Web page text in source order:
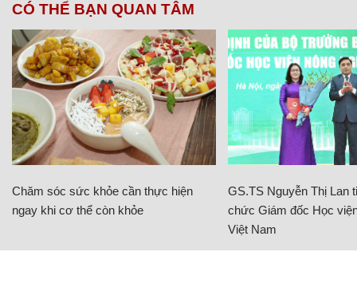
CÓ THỂ BẠN QUAN TÂM
Chăm sóc sức khỏe cần thực hiện
ngay khi cơ thể còn khỏe
GS.TS Nguyễn Thị Lan
chức Giám đốc Học
Việt Nam